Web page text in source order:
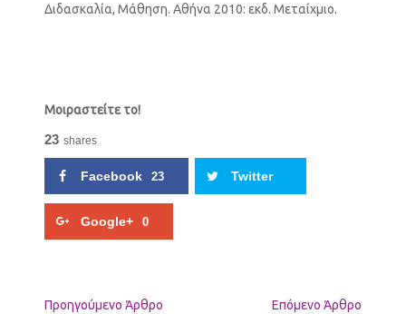
Διδασκαλία, Μάθηση. Αθήνα 2010: εκδ. Μεταίχμιο.
Μοιραστείτε το!
23 shares
Facebook 23 Twitter
Google+ 0
Προηγούμενo Άρθρο Επόμενο Άρθρο